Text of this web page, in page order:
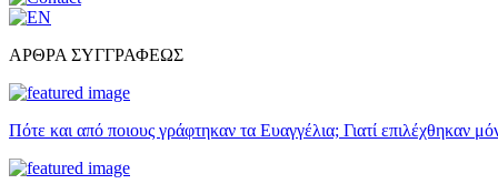
ΑΡΘΡΑ ΣΥΓΓΡΑΦΕΩΣ
Πότε και από ποιους γράφτηκαν τα Ευαγγέλια; Γιατί επιλέχθηκαν